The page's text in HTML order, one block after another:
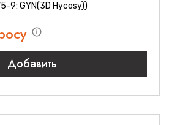
9: GYN(3D Hycosy))
Добавить